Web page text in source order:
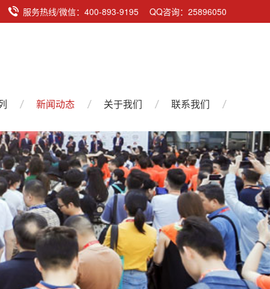
服务热线/微信：400-893-9195 QQ咨询：25896050
新闻动态 关于我们 联系我们